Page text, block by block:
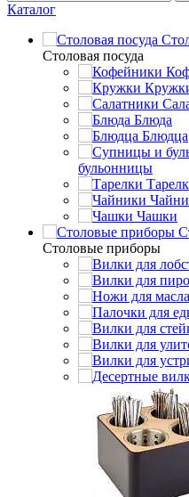
Каталог
Столовая посуда
Блюда
Блюдца
бульонницы
Чашки
Cтоловые приборы